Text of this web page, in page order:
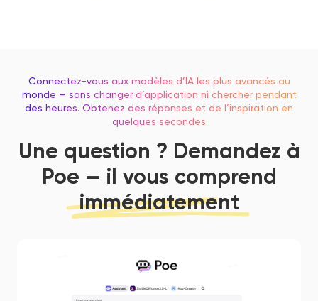
Connectez-vous aux modèles d’IA les plus avancés au
monde — sans changer d’application ni chercher pendant
des heures. Obtenez des réponses et de l’inspiration en
quelques secondes
Une question ? Demandez à
Poe — il vous comprend
immédiatement